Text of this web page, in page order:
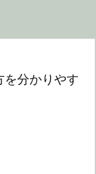
を分かりやす